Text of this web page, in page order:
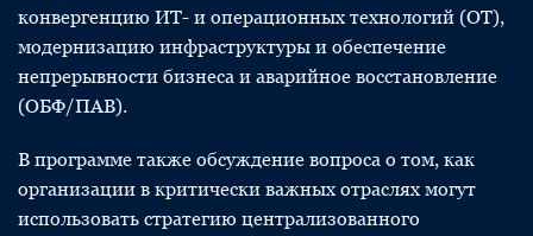
конвергенцию ИТ- и операционных технологий (OT),
модернизацию инфраструктуры и обеспечение
непрерывности бизнеса и аварийное восстановление
(ОБФ/ПАВ).
В программе также обсуждение вопроса о том, как
организации в критически важных отраслях могут
использовать стратегию централизованного